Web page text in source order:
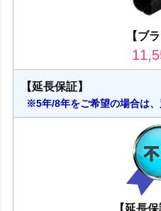
【ブ
【延長保証】
※5年/8年をご希望の場合は、
【延長